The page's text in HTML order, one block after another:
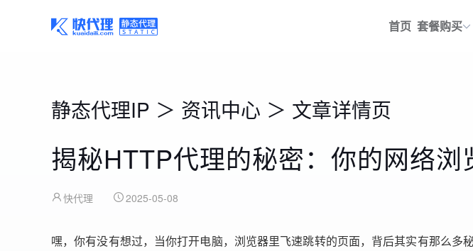
首页 套餐购买
静态代理IP ＞ 资讯中心 ＞ 文章详情页
揭秘HTTP代理的秘密：你的网络浏
快代理 2025-05-08
嘿，你有没有想过，当你打开电脑，浏览器里飞速跳转的页面，背后其实有那么